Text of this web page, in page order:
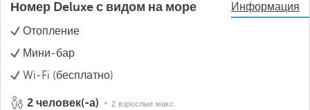
Номер Deluxe с видом на море
Информация
Отопление
Мини-бар
Wi-Fi (бесплатно)
2 человек(-а) 2 взрослые макс.